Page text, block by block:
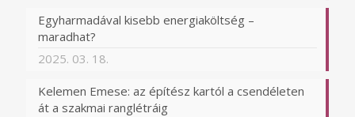
Egyharmadával kisebb energiaköltség –
maradhat?
2025. 03. 18.
Kelemen Emese: az építész kartól a csendéleten
át a szakmai ranglétráig